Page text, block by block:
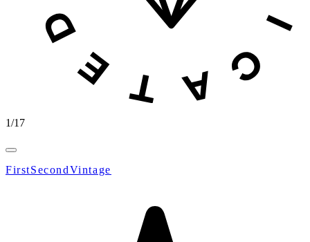
1/17
FirstSecondVintage